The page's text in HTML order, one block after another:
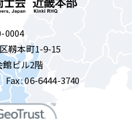
0004
靱本町1-9-15
館ビル2階
Fax : 06-6444-3740